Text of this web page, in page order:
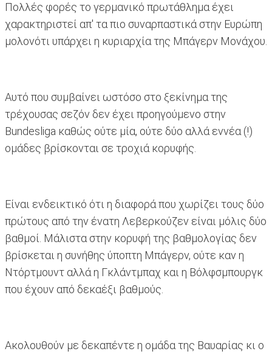
Πολλές φορές το γερμανικό πρωτάθλημα έχει
χαρακτηριστεί απ' τα πιο συναρπαστικά στην Ευρώπη
μολονότι υπάρχει η κυριαρχία της Μπάγερν Μονάχου.
Αυτό που συμβαίνει ωστόσο στο ξεκίνημα της
τρέχουσας σεζόν δεν έχει προηγούμενο στην
Bundesliga καθώς ούτε μία, ούτε δύο αλλά εννέα (!)
ομάδες βρίσκονται σε τροχιά κορυφής.
Είναι ενδεικτικό ότι η διαφορά που χωρίζει τους δύο
πρώτους από την ένατη Λεβερκούζεν είναι μόλις δύο
βαθμοί. Μάλιστα στην κορυφή της βαθμολογίας δεν
βρίσκεται η συνήθης ύποπτη Μπάγερν, ούτε καν η
Ντόρτμουντ αλλά η Γκλάντμπαχ και η Βόλφσμπουργκ
που έχουν από δεκαέξι βαθμούς.
Ακολουθούν με δεκαπέντε η ομάδα της Βαυαρίας κι ο